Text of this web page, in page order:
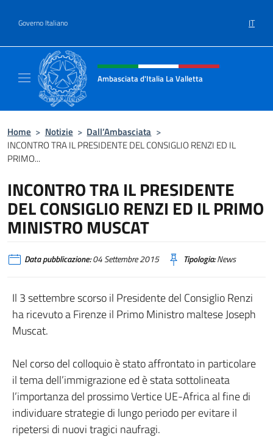
Governo Italiano IT
Intestazione sito, social e menù
Ambasciata d'Italia La Valletta
Home > Notizie > Dall’Ambasciata >
INCONTRO TRA IL PRESIDENTE DEL CONSIGLIO RENZI ED IL
PRIMO...
INCONTRO TRA IL PRESIDENTE
DEL CONSIGLIO RENZI ED IL PRIMO
MINISTRO MUSCAT
Data pubblicazione:04 Settembre 2015 Tipologia:News
Il 3 settembre scorso il Presidente del Consiglio Renzi
ha ricevuto a Firenze il Primo Ministro maltese Joseph
Muscat.
Nel corso del colloquio è stato affrontato in particolare
il tema dell’immigrazione ed è stata sottolineata
l’importanza del prossimo Vertice UE-Africa al fine di
individuare strategie di lungo periodo per evitare il
ripetersi di nuovi tragici naufragi.